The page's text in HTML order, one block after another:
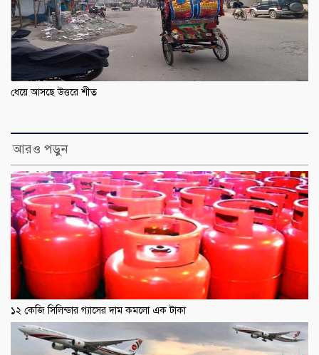
ধেয়ে আসছে উত্তরে শীত
আরও পড়ুন
১২ কেজি সিলিন্ডার গ্যাসের দাম কমলো এক টাকা